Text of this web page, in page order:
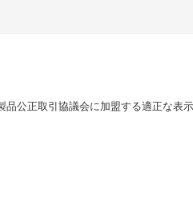
品公正取引協議会に加盟する適正な表示